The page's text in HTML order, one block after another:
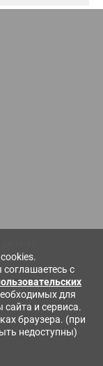
с
для
и сервиса.
браузера. (при
недоступны)